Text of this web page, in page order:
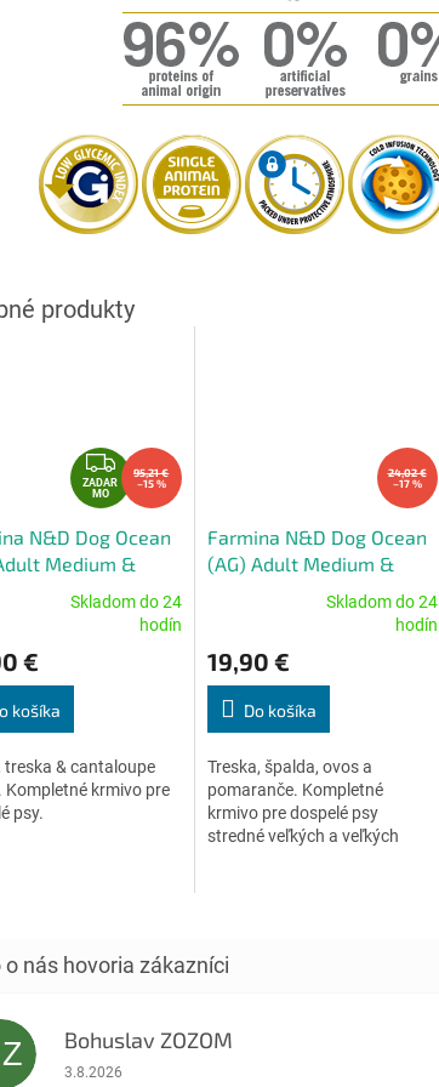
Z
A
A
R
M
ZADAR
MO
95,21 €
–15 %
N&D Dog Ocean
Medium &
Cod &
melon 12 kg
Skladom do 24
hodín
€
košíka
treska & cantaloupe
Kompletné krmivo pre
psy.
24,02 €
–17 %
Farmina N&D Dog Ocean
(AG) Adult Medium &
Maxi, Codfish, Spelt, Oats
produktu
je
5,0
z
hviezdičiek.
Skladom do 24
hodín
19,90 €
Do košíka
Treska, špalda, ovos a
pomaranče. Kompletné
krmivo pre dospelé psy
stredné veľkých a veľkých
Bohuslav ZOZOM
Hodnotenie obchodu je 5 z 5 hviezdičiek.
3.8.2026